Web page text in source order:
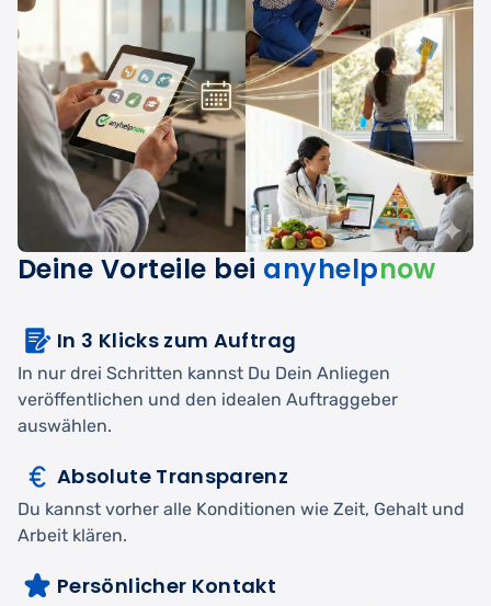
Deine Vorteile bei anyhelpnow
In 3 Klicks zum Auftrag
In nur drei Schritten kannst Du Dein Anliegen
veröffentlichen und den idealen Auftraggeber
auswählen.
Absolute Transparenz
Du kannst vorher alle Konditionen wie Zeit, Gehalt und
Arbeit klären.
Persönlicher Kontakt